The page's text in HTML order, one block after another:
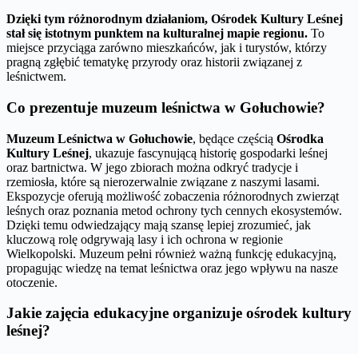
Dzięki tym różnorodnym działaniom, Ośrodek Kultury Leśnej
stał się istotnym punktem na kulturalnej mapie regionu. To
miejsce przyciąga zarówno mieszkańców, jak i turystów, którzy
pragną zgłębić tematykę przyrody oraz historii związanej z
leśnictwem.
Co prezentuje muzeum leśnictwa w Gołuchowie?
Muzeum Leśnictwa w Gołuchowie, będące częścią Ośrodka
Kultury Leśnej, ukazuje fascynującą historię gospodarki leśnej
oraz bartnictwa. W jego zbiorach można odkryć tradycje i
rzemiosła, które są nierozerwalnie związane z naszymi lasami.
Ekspozycje oferują możliwość zobaczenia różnorodnych zwierząt
leśnych oraz poznania metod ochrony tych cennych ekosystemów.
Dzięki temu odwiedzający mają szansę lepiej zrozumieć, jak
kluczową rolę odgrywają lasy i ich ochrona w regionie
Wielkopolski. Muzeum pełni również ważną funkcję edukacyjną,
propagując wiedzę na temat leśnictwa oraz jego wpływu na nasze
otoczenie.
Jakie zajęcia edukacyjne organizuje ośrodek kultury
leśnej?